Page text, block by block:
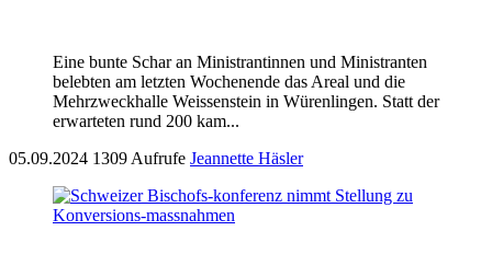
Eine bunte Schar an Ministrantinnen und Ministranten
belebten am letzten Wochenende das Areal und die
Mehrzweckhalle Weissenstein in Würenlingen. Statt der
erwarteten rund 200 kam...
05.09.2024 1309 Aufrufe Jeannette Häsler